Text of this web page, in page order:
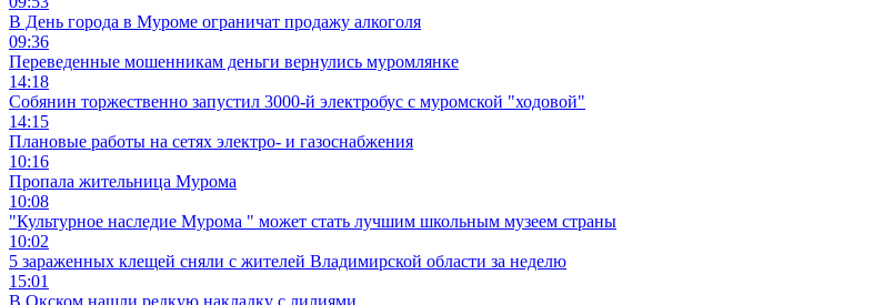
В День города в Муроме ограничат продажу алкоголя
09:36
Переведенные мошенникам деньги вернулись муромлянке
14:18
Собянин торжественно запустил 3000-й электробус с муромской "ходовой"
14:15
Плановые работы на сетях электро- и газоснабжения
10:16
Пропала жительница Мурома
10:08
"Культурное наследие Мурома " может стать лучшим школьным музеем страны
10:02
5 зараженных клещей сняли с жителей Владимирской области за неделю
15:01
В Окском нашли редкую накладку с лилиями